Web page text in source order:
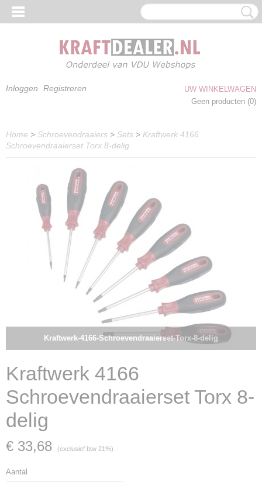
Inloggen Registreren
UW WINKELWAGEN
Geen producten (0)
Home > Schroevendraaiers > Sets > Kraftwerk 4166
Schroevendraaierset Torx 8-delig
Kraftwerk-4166-Schroevendraaierset-Torx-8-delig
Kraftwerk 4166
Schroevendraaierset Torx 8-
delig
€ 33,68 (exclusief btw 21%)
Aantal